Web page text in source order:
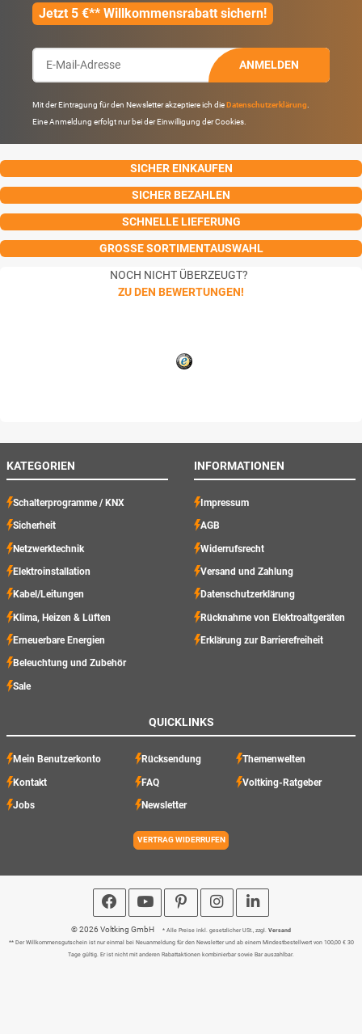
Jetzt 5 €** Willkommensrabatt sichern!
ANMELDEN
Mit der Eintragung für den Newsletter akzeptiere ich dieDatenschutzerklärung
Eine Anmeldung erfolgt nur bei der Einwilligung der Cookies.
SICHER EINKAUFEN
SICHER BEZAHLEN
SCHNELLE LIEFERUNG
GROSSE SORTIMENTAUSWAHL
NOCH NICHT ÜBERZEUGT?
ZU DEN BEWERTUNGEN!
KATEGORIEN
Schalterprogramme / KNX
Sicherheit
Netzwerktechnik
Elektroinstallation
Kabel/Leitungen
Klima, Heizen & Lüften
Erneuerbare Energien
Beleuchtung und Zubehör
Sale
INFORMATIONEN
Impressum
AGB
Widerrufsrecht
Versand und Zahlung
Datenschutzerklärung
Rücknahme von Elektroaltgeräten
Erklärung zur Barrierefreiheit
QUICKLINKS
Mein Benutzerkonto Rücksendung Themenwelten
Kontakt FAQ Voltking-Ratgeber
Jobs Newsletter
VERTRAG WIDERRUFEN
© 2026 Voltking GmbH * Alle Preise inkl. gesetzlicher USt., zzgl. Versand
** Der Willkommensgutschein ist nur einmal bei Neuanmeldung für den Newsletter und ab einem Mindestbestellwert von 100,00 € 30
Tage gültig. Er ist nicht mit anderen Rabattaktionen kombinierbar sowie Bar auszahlbar.